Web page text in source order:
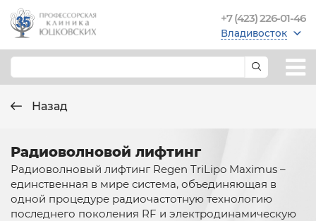
+7 (423) 226-01-46
Владивосток
Назад
Радиоволновой лифтинг
Радиоволновый лифтинг Regen TriLipo Maximus –
единственная в мире система, объединяющая в
одной процедуре радиочастотную технологию
последнего поколения RF и электродинамическую